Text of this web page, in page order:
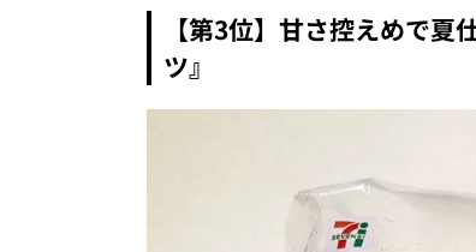
【第3位】甘さ控えめで
ツ』